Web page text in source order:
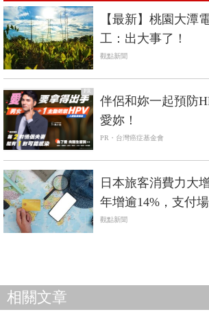
【最新】桃園大潭
工：出大事了！
觀點新聞
PR
伴侶和妳一起預防
愛妳！
PR・台灣癌症基金會
日本旅客消費力大
年增逾14%，支付
觀點新聞
相關文章